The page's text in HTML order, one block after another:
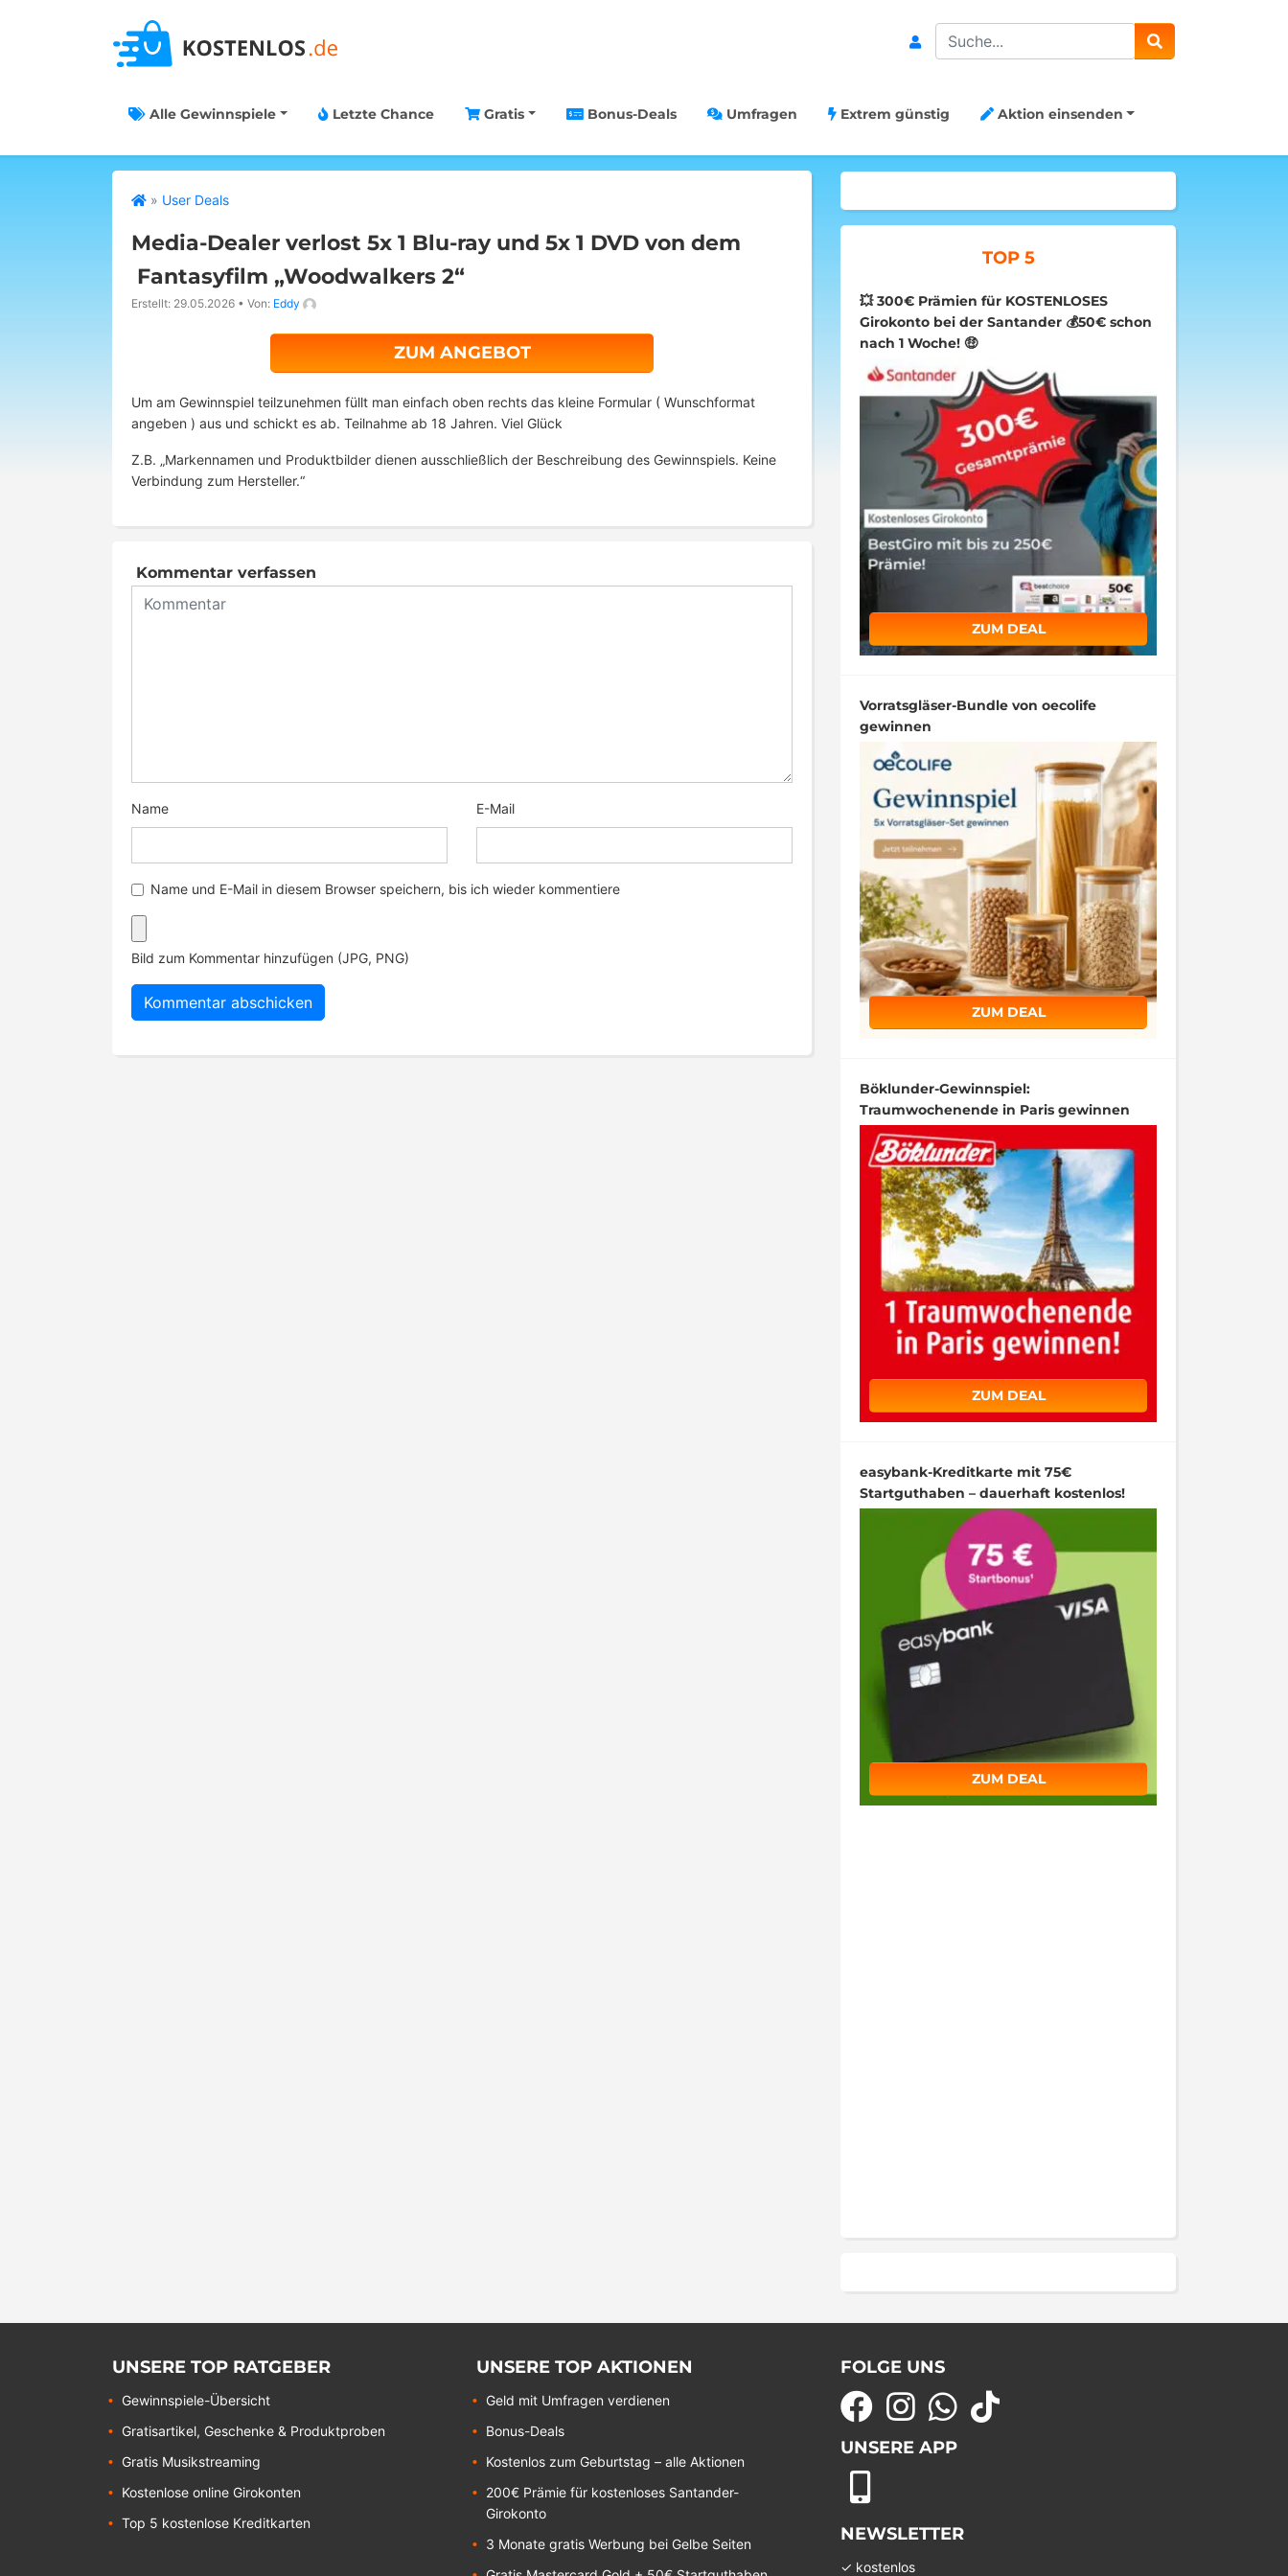
Search
Alle Gewinnspiele Letzte Chance Gratis Bonus-Deals Umfragen Extrem günstig Aktion einsenden
» User Deals
Media-Dealer verlost 5x 1 Blu-ray und 5x 1 DVD von dem
Fantasyfilm „Woodwalkers 2“
Erstellt: 29.05.2026 • Von: Eddy
ZUM ANGEBOT
Um am Gewinnspiel teilzunehmen füllt man einfach oben rechts das kleine Formular ( Wunschformat
angeben ) aus und schickt es ab. Teilnahme ab 18 Jahren. Viel Glück
Z.B. „Markennamen und Produktbilder dienen ausschließlich der Beschreibung des Gewinnspiels. Keine
Verbindung zum Hersteller.“
Kommentar verfassen
Name E-Mail
Name und E-Mail in diesem Browser speichern, bis ich wieder kommentiere
Bild zum Kommentar hinzufügen (JPG, PNG)
TOP 5
💥 300€ Prämien für KOSTENLOSES
Girokonto bei der Santander 💰50€ schon
nach 1 Woche! 🤑
ZUM DEAL
Vorratsgläser-Bundle von oecolife
gewinnen
ZUM DEAL
Böklunder-Gewinnspiel:
Traumwochenende in Paris gewinnen
ZUM DEAL
easybank-Kreditkarte mit 75€
Startguthaben – dauerhaft kostenlos!
ZUM DEAL
UNSERE TOP RATGEBER
Gewinnspiele-Übersicht
Gratisartikel, Geschenke & Produktproben
Gratis Musikstreaming
Kostenlose online Girokonten
Top 5 kostenlose Kreditkarten
UNSERE TOP AKTIONEN
Geld mit Umfragen verdienen
Bonus-Deals
Kostenlos zum Geburtstag – alle Aktionen
200€ Prämie für kostenloses Santander-
Girokonto
3 Monate gratis Werbung bei Gelbe Seiten
FOLGE UNS
UNSERE APP
NEWSLETTER
✓ kostenlos